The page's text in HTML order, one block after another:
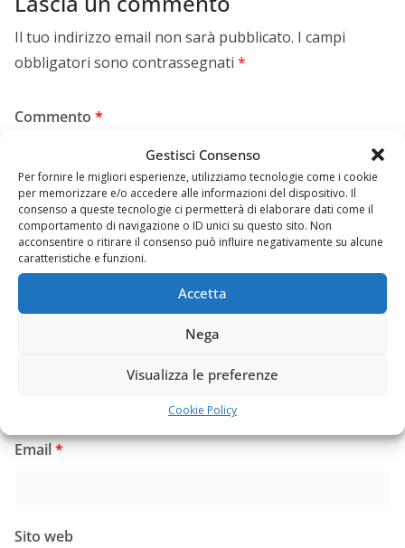
Gestisci Consenso
Per fornire le migliori esperienze, utilizziamo tecnologie come i cookie
per memorizzare e/o accedere alle informazioni del dispositivo. Il
consenso a queste tecnologie ci permetterà di elaborare dati come il
comportamento di navigazione o ID unici su questo sito. Non
acconsentire o ritirare il consenso può influire negativamente su alcune
caratteristiche e funzioni.
Accetta
Nega
Visualizza le preferenze
Cookie Policy
Il tuo indirizzo email non sarà pubblicato. I campi
obbligatori sono contrassegnati *
Commento *
Email*
Sito web